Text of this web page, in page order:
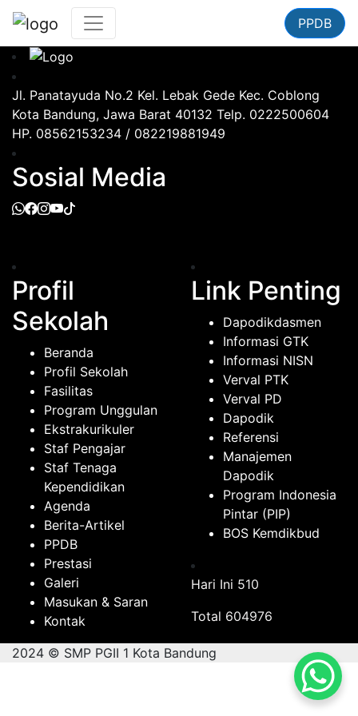
PPDB
Jl. Panatayuda No.2 Kel. Lebak Gede Kec. Coblong
Kota Bandung, Jawa Barat 40132 Telp. 0222500604
HP. 08562153234 / 082219881949
Sosial Media
Profil
Sekolah
Beranda
Profil Sekolah
Fasilitas
Program Unggulan
Ekstrakurikuler
Staf Pengajar
Staf Tenaga
Kependidikan
Agenda
Berita-Artikel
PPDB
Prestasi
Galeri
Masukan & Saran
Kontak
Link Penting
Dapodikdasmen
Informasi GTK
Informasi NISN
Verval PTK
Verval PD
Dapodik
Referensi
Manajemen
Dapodik
Program Indonesia
Pintar (PIP)
BOS Kemdikbud
Hari Ini 510
Total 604976
2024 © SMP PGII 1 Kota Bandung